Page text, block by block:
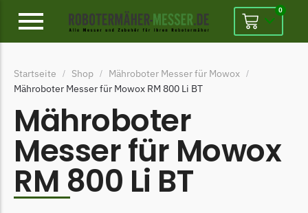
Alpina Messer
Ambrogio
Ambrogio Messer
Begrenzungsdraht
Belrobotics
0
Startseite / Shop / Mähroboter Messer für Mowox /
Mähroboter Messer für Mowox RM 800 Li BT
Mähroboter
Messer für Mowox
RM 800 Li BT